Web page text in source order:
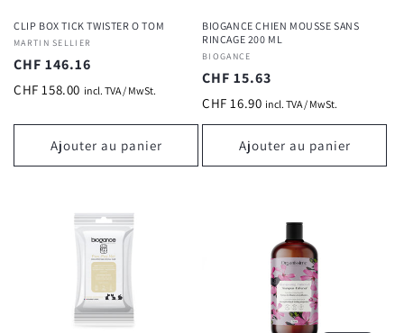
CLIP BOX TICK TWISTER O TOM
Fournisseur :
MARTIN SELLIER
Prix
habituel
CHF 146.16
CHF 158.00 incl. TVA / MwSt.
Ajouter au panier
BIOGANCE CHIEN MOUSSE SANS
RINCAGE 200 ML
Fournisseur :
BIOGANCE
Prix
habituel
CHF 15.63
CHF 16.90 incl. TVA / MwSt.
Ajouter au panier